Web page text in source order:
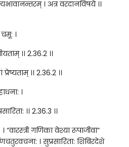
। अत्र वरदानविषये ।।
।
।। 2.36.2 ।।
प्रेष्यताम् ।। 2.36.2 ।।
।
।। 2.36.3 ।।
“वारस्त्री गणिका वेश्या रूपाजीवा”
। सुप्रसारिता: शिबिरदेशे